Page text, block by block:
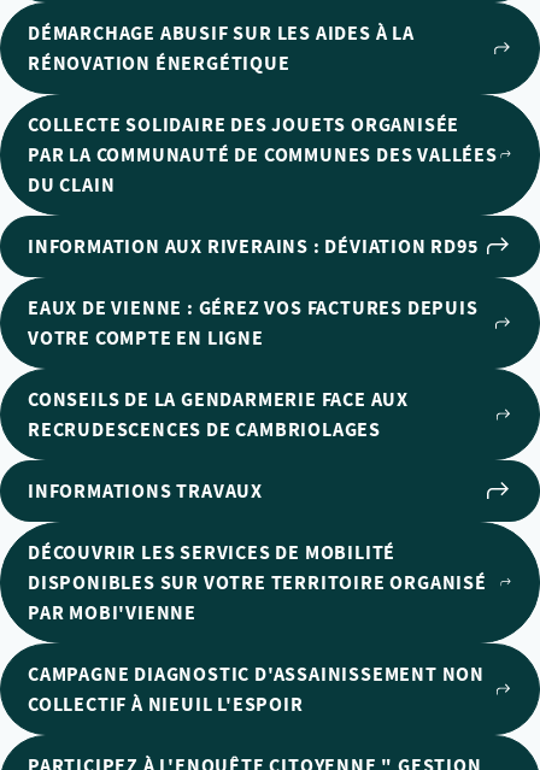
DÉMARCHAGE ABUSIF SUR LES AIDES À LA
RÉNOVATION ÉNERGÉTIQUE
COLLECTE SOLIDAIRE DES JOUETS ORGANISÉE
PAR LA COMMUNAUTÉ DE COMMUNES DES VALLÉES
DU CLAIN
INFORMATION AUX RIVERAINS : DÉVIATION RD95
EAUX DE VIENNE : GÉREZ VOS FACTURES DEPUIS
VOTRE COMPTE EN LIGNE
CONSEILS DE LA GENDARMERIE FACE AUX
RECRUDESCENCES DE CAMBRIOLAGES
INFORMATIONS TRAVAUX
DÉCOUVRIR LES SERVICES DE MOBILITÉ
DISPONIBLES SUR VOTRE TERRITOIRE ORGANISÉ
PAR MOBI'VIENNE
CAMPAGNE DIAGNOSTIC D'ASSAINISSEMENT NON
COLLECTIF À NIEUIL L'ESPOIR